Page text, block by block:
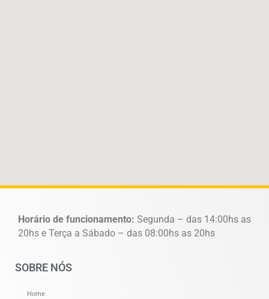
Horário de funcionamento: Segunda – das 14:00hs as
20hs e Terça a Sábado – das 08:00hs as 20hs
SOBRE NÓS
Home